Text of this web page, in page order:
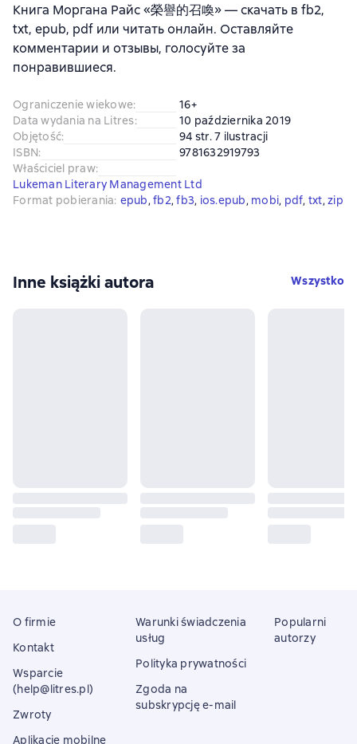
Книга Моргана Райс «榮譽的召喚» — скачать в fb2,
txt, epub, pdf или читать онлайн. Оставляйте
комментарии и отзывы, голосуйте за
понравившиеся.
Ograniczenie wiekowe:
16+
Data wydania na Litres:
10 października 2019
Objętość:
94 str. 7 ilustracji
ISBN:
9781632919793
Właściciel praw:
Lukeman Literary Management Ltd
Format pobierania: epub, fb2, fb3, ios.epub, mobi, pdf, txt, zip
Inne książki autora Wszystko
O firmie
Kontakt
Wsparcie
(help@litres.pl)
Zwroty
Aplikacje mobilne
Warunki świadczenia
usług
Polityka prywatności
Zgoda na
subskrypcję e-mail
Popularni
autorzy